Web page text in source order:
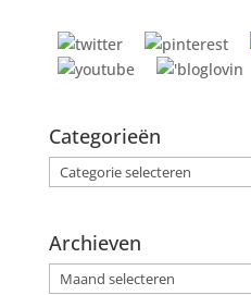
Categorieën
Categorieën
Archieven
Archieven